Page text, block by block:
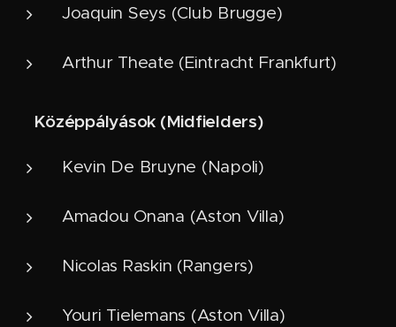
Joaquin Seys (Club Brugge)
Arthur Theate (Eintracht Frankfurt)
Középpályások (Midfielders)
Kevin De Bruyne (Napoli)
Amadou Onana (Aston Villa)
Nicolas Raskin (Rangers)
Youri Tielemans (Aston Villa)